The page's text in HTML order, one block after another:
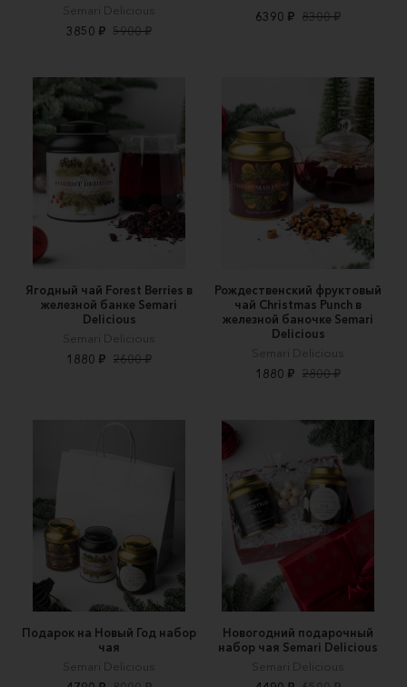
Semari Delicious
3850 ₽ 5900 ₽
6390 ₽ 8300 ₽
Ягодный чай Forest Berries в
железной банке Semari
Delicious
Semari Delicious
1880 ₽ 2600 ₽
Рождественский фруктовый
чай Christmas Punch в
железной баночке Semari
Delicious
Semari Delicious
1880 ₽ 2800 ₽
Подарок на Новый Год набор
чая
Semari Delicious
Новогодний подарочный
набор чая Semari Delicious
Semari Delicious